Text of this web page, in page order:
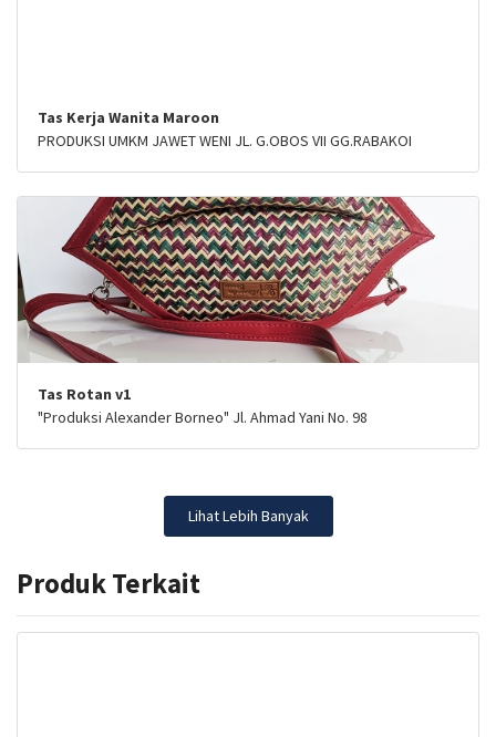
Tas Kerja Wanita Maroon
PRODUKSI UMKM JAWET WENI JL. G.OBOS VII GG.RABAKOI
Tas Rotan v1
"Produksi Alexander Borneo" Jl. Ahmad Yani No. 98
Lihat Lebih Banyak
Produk Terkait